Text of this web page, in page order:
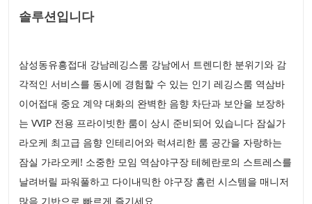
솔루션입니다
삼성동유흥접대 강남레깅스룸 강남에서 트렌디한 분위기와 감
각적인 서비스를 동시에 경험할 수 있는 인기 레깅스룸 역삼바
이어접대 중요 계약 대화의 완벽한 음향 차단과 보안을 보장하
는 VVIP 전용 프라이빗한 룸이 상시 준비되어 있습니다 잠실가
라오케 최고급 음향 인테리어와 럭셔리한 룸 공간을 자랑하는
잠실 가라오케! 소중한 모임 역삼야구장 테헤란로의 스트레스를
날려버릴 파워풀하고 다이내믹한 야구장 홈런 시스템을 매니저
많음 기반으로 빠르게 즐기세요